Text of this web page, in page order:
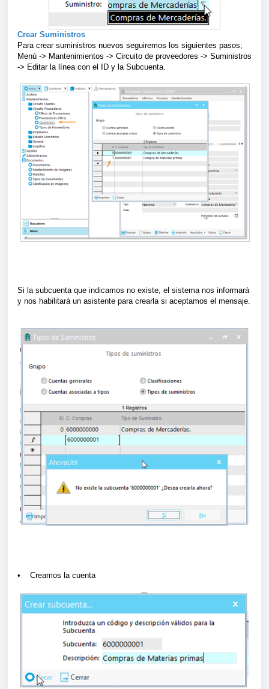
Crear Suministros
Para crear suministros nuevos seguiremos los siguientes pasos;
Menú -> Mantenimientos -> Circuito de proveedores -> Suministros
-> Editar la línea con el ID y la Subcuenta.
Si la subcuenta que indicamos no existe, el sistema nos informará
y nos habilitará un asistente para crearla si aceptamos el mensaje.
• Creamos la cuenta